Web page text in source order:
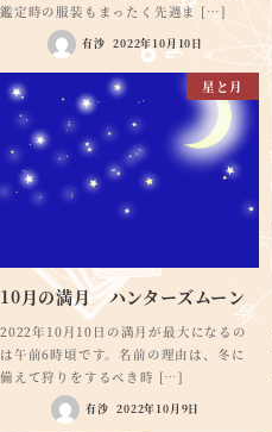
鑑定時の服装もまったく先週ま […]
有沙 2022年10月10日
星と月
10月の満月 ハンターズムーン
2022年10月10日の満月が最大になるの
は午前6時頃です。名前の理由は、冬に
備えて狩りをするべき時 […]
有沙 2022年10月9日